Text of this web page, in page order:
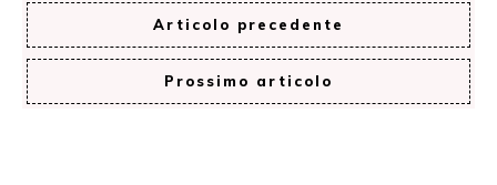
Articolo precedente
Prossimo articolo